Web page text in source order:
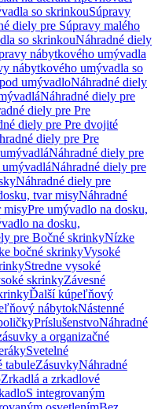
so skrinkouSúpravy
diely pre Súpravy malého
so skrinkouNáhradné diely
nábytkového umývadla
nábytkového umývadla so
umývadloNáhradné diely
Náhradné diely pre
diely pre Pre
diely pre Pre dvojité
diely pre Pre
Náhradné diely pre
Náhradné diely pre
Náhradné diely pre
tvar misyNáhradné
misyPre umývadlo na dosku,
na dosku,
pre Bočné skrinkyNízke
bočné skrinkyVysoké
Stredne vysoké
skrinkyZávesné
Ďalší kúpeľňový
nábytokNástenné
PríslušenstvoNáhradné
a organizačné
Svetelné
tabuleZásuvkyNáhradné
Zrkadlá a zrkadlové
S integrovaným